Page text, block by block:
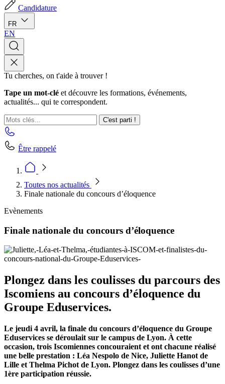
Candidature
FR
EN
Tu cherches, on t'aide à trouver !
Tape un mot-clé et découvre les formations, événements,
actualités... qui te correspondent.
C'est parti !
Être rappelé
Toutes nos actualités
Finale nationale du concours d’éloquence
Evènements
Finale nationale du concours d’éloquence
Plongez dans les coulisses du parcours des
Iscomiens au concours d’éloquence du
Groupe Eduservices.
Le jeudi 4 avril, la finale du concours d’éloquence du Groupe
Eduservices se déroulait sur le campus de Lyon. À cette
occasion, trois Iscomiennes concouraient et ont chacune réalisé
une belle prestation : Léa Nespolo de Nice, Juliette Hanot de
Lille et Thelma Pichot de Lyon. Plongez dans les coulisses d’une
1ère participation réussie.